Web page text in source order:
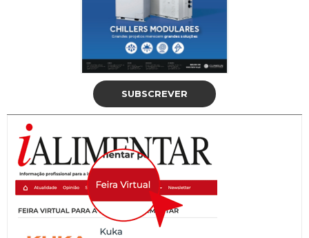
SUBSCREVER